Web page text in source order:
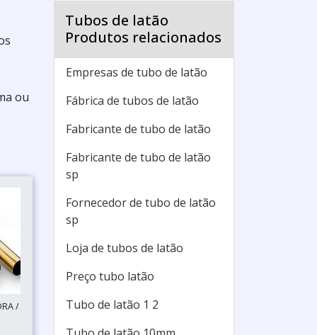
ou
/
Tubos de latão
Produtos relacionados
Empresas de tubo de latão
Fábrica de tubos de latão
Fabricante de tubo de latão
Fabricante de tubo de latão
sp
Fornecedor de tubo de latão
sp
Loja de tubos de latão
Preço tubo latão
Tubo de latão 1 2